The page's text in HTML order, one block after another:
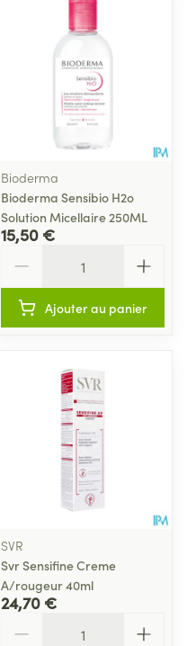
Bioderma
Bioderma Sensibio H2o
Solution Micellaire 250ML
15,50 €
Ajouter au panier
SVR
Svr Sensifine Creme
A/rougeur 40ml
24,70 €